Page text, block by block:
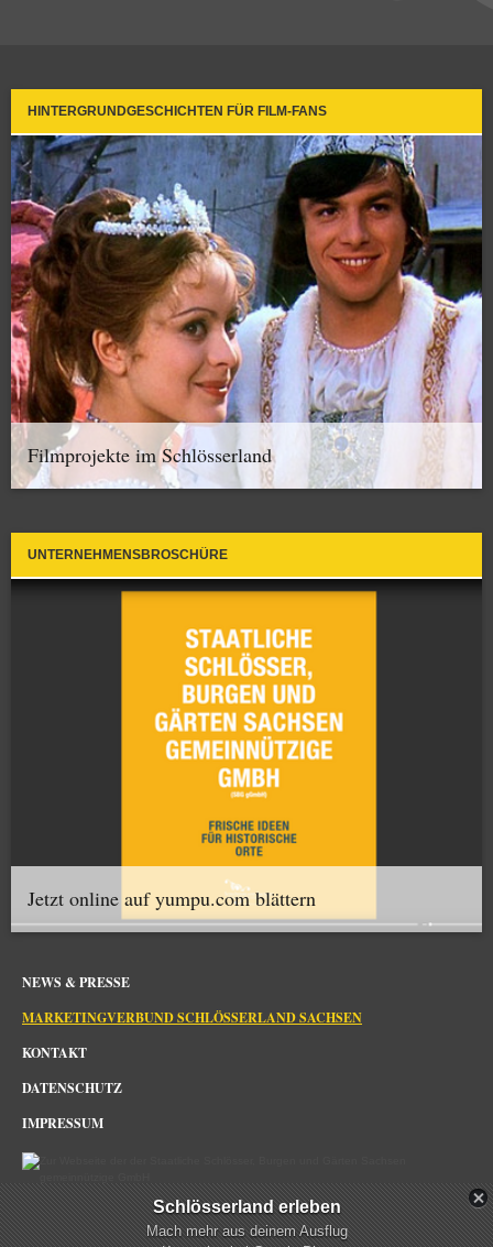
HINTERGRUNDGESCHICHTEN FÜR FILM-FANS
Filmprojekte im Schlösserland
UNTERNEHMENSBROSCHÜRE
Jetzt online auf yumpu.com blättern
NEWS & PRESSE
MARKETINGVERBUND SCHLÖSSERLAND SACHSEN
KONTAKT
DATENSCHUTZ
IMPRESSUM
Schlösserland Sachsen im Netz
Schlösserland erleben
Mach mehr aus deinem Ausflug